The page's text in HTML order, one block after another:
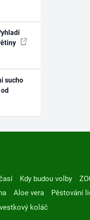
sucho
Kdy budou volby
Aloe vera
Pěstování
koláč